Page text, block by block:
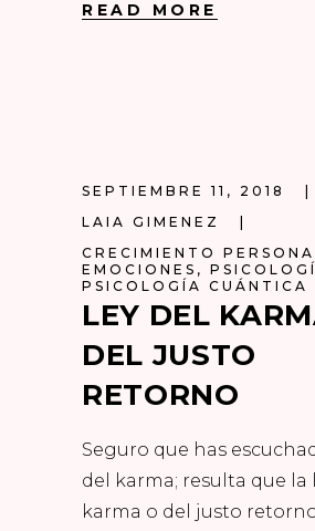
READ MORE
SEPTIEMBRE 11, 2018
LAIA GIMENEZ
CRECIMIENTO
EMOCIONES ,
PSICOLOGÍA CUÁNTICA
LEY DEL
DEL JUSTO
RETORNO
Seguro que has
del karma; resulta que la
karma o del justo